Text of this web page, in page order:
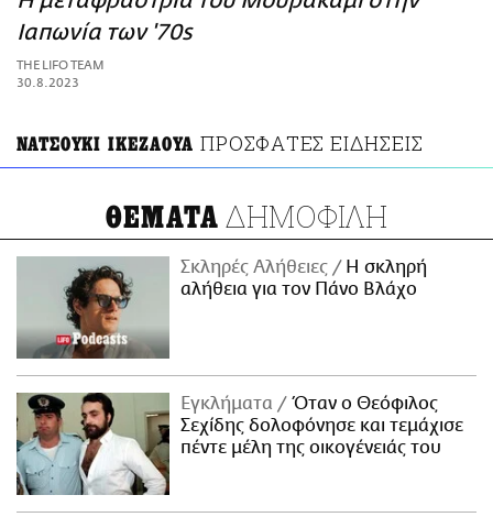
ΑΜΠΑ
PRINT
Ιαπωνία των '70s
THE LIFO TEAM
30.8.2023
ΝΑΤΣΟΥΚΙ ΙΚΕΖΑΟΥΑ ΠΡΟΣΦΑΤΕΣ ΕΙΔΗΣΕΙΣ
ΘΕΜΑΤΑ ΔΗΜΟΦΙΛΗ
Σκληρές Αλήθειες
H σκληρή
αλήθεια για τον Πάνο Βλάχο
Εγκλήματα
Όταν ο Θεόφιλος
Σεχίδης δολοφόνησε και τεμάχισε
πέντε μέλη της οικογένειάς του